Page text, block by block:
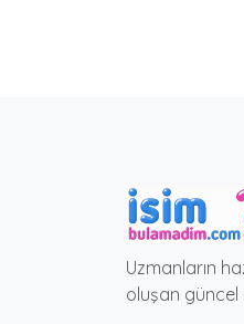
Uzmanların
oluşan güncel